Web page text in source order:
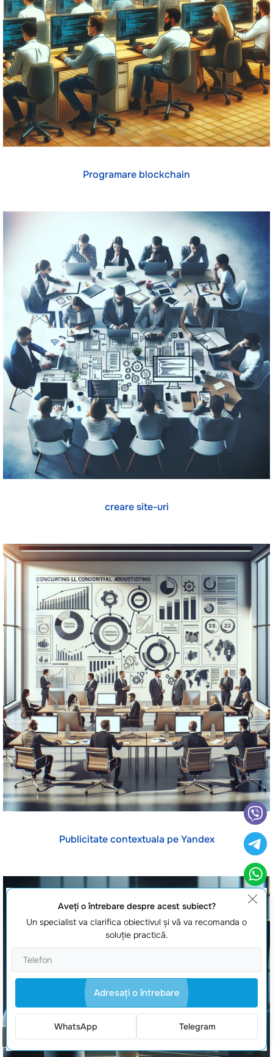
Programare blockchain
creare site-uri
Publicitate contextuala pe Yandex
Aveţi o întrebare despre acest subiect?
Un specialist va clarifica obiectivul şi vă va recomanda o
soluţie practică.
Adresaţi o întrebare
WhatsApp Telegram
Comanda un apel